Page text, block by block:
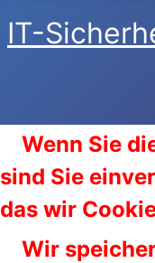
IT-
Wenn Sie
sind Sie
das wir
Wir